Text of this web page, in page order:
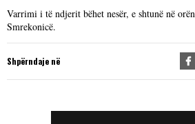
Varrimi i të ndjerit bëhet nesër, e shtunë në
Smrekonicë.
Shpërndaje në